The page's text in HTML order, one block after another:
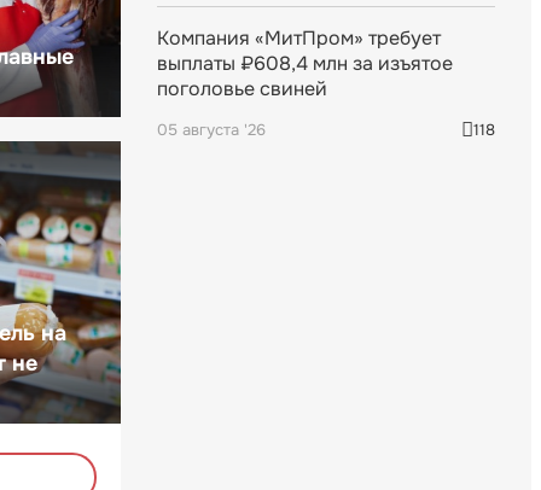
на
не
Компания «МитПром» требует
выплаты ₽608,4 млн за изъятое
поголовье свиней
05 августа '26 118